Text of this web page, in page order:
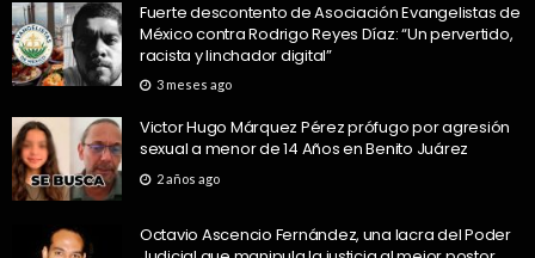
Fuerte descontento de Asociación Evangelistas de
México contra Rodrigo Reyes Díaz: “Un pervertido,
racista y linchador digital”
3 meses ago
Victor Hugo Márquez Pérez prófugo por agresión
sexual a menor de 14 Años en Benito Juárez
2 años ago
Octavio Ascencio Fernández, una lacra del Poder